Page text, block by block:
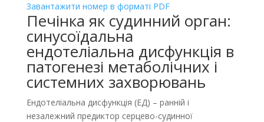
Завантажити номер в форматі PDF
Печінка як судинний орган:
синусоїдальна
ендотеліальна дисфункція в
патогенезі метаболічних і
системних захворювань
Ендотеліальна дисфункція (ЕД) – ранній і
незалежний предиктор серцево-судинної